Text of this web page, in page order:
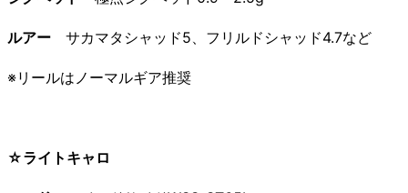
ルアー サカマタシャッド5、フリルドシャッド4.7など
※リールはノーマルギア推奨
☆ライトキャロ